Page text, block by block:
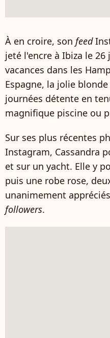
À en croire, son feed
jeté l'encre à Ibiza le
vacances dans les
Espagne, la jolie
journées détente en
magnifique piscine ou
Sur ses plus récentes
Instagram, Cassandra
et sur un yacht. Elle y
puis une robe rose,
unanimement
followers.